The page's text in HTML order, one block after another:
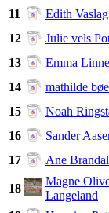
11
Edith
12
Julie vels
13
Emma
14
mathilde bøe
15
Noah
16
Sander
17
Ane Brandal
18
Magne
Langeland